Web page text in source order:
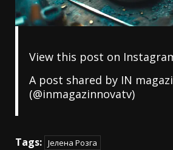
View this post on
A post shared by IN
(@inmagazinnovatv)
Tags: Јелена Розга